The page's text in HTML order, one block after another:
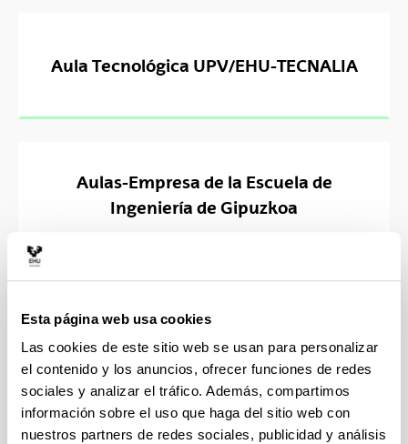
Esta página web usa cookies
Las cookies de este sitio web se usan para personalizar
el contenido y los anuncios, ofrecer funciones de redes
sociales y analizar el tráfico. Además, compartimos
información sobre el uso que haga del sitio web con
nuestros partners de redes sociales, publicidad y análisis
Aula Tecnológica UPV/EHU-TECNALIA
Aulas-Empresa de la Escuela de
Ingeniería de Gipuzkoa
Aulas-Empresa de la Facultad de